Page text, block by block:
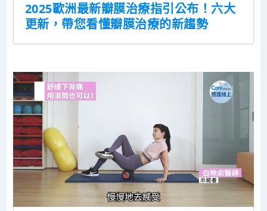
2025歐洲最新瓣膜治療指引公布！六大
更新，帶您看懂瓣膜治療的新趨勢